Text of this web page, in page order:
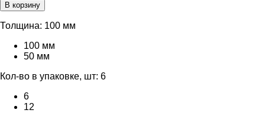
В корзину
Толщина: 100 мм
100 мм
50 мм
Кол-во в упаковке, шт: 6
6
12